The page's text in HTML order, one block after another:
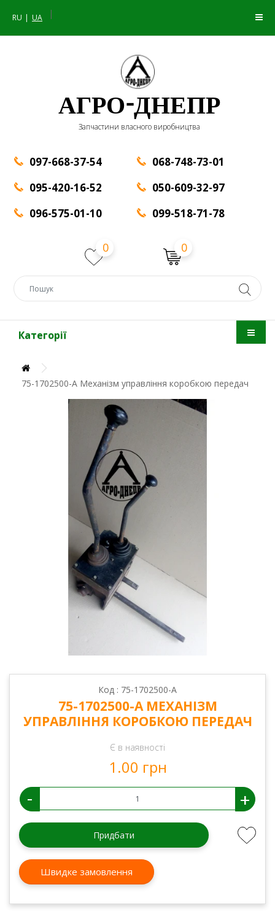
RU UA |
АГРО-ДНЕПР
Запчастини власного виробництва
097-668-37-54
095-420-16-52
096-575-01-10
068-748-73-01
050-609-32-97
099-518-71-78
0 0
Категорії
75-1702500-А Механізм управління коробкою передач
Код : 75-1702500-А
75-1702500-А МЕХАНІЗМ
УПРАВЛІННЯ КОРОБКОЮ ПЕРЕДАЧ
Є в наявності
1.00 грн
- +
Придбати
Швидке замовлення